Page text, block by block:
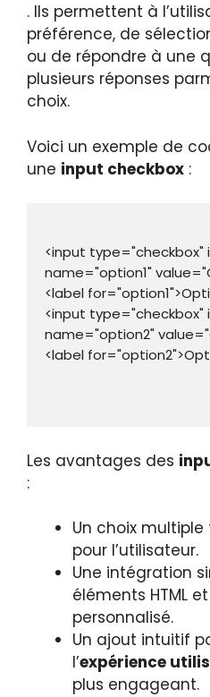
. Ils permettent à
préférence, de
ou de répondre à une
plusieurs réponses
choix.
Voici un exemple de
une input checkbox :
<input type="checkbox"
name="option1"
<label
<input type="checkbox"
name="option2"
<label
Les avantages des
:
Un choix
pour l’utilisateur.
Une intégration
éléments HTML
personnalisé.
Un ajout intuitif
l’expérience
plus engageant.